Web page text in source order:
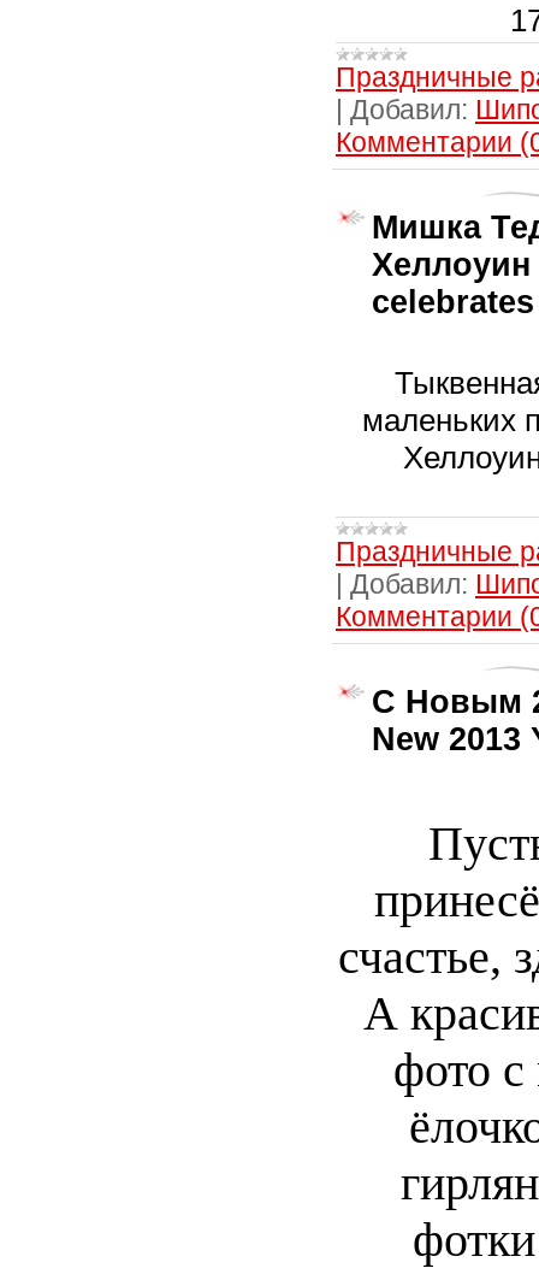
Праздничные
| Добавил:
Комментарии
Мишка
Хеллоуин
маленьких
Праздничные
| Добавил:
Комментарии
С Новым
New 2013
счастье,
А
фото
ф